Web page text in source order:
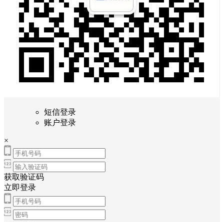
短信登录
账户登录
×
获取验证码
立即登录